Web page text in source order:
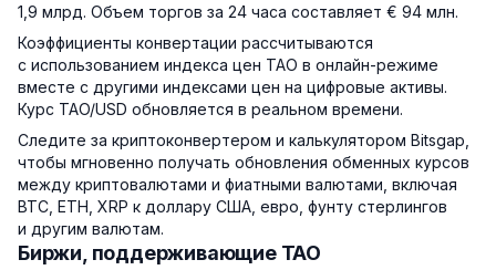
1,9 млрд. Объем торгов за 24 часа составляет € 94 млн.
Коэффициенты конвертации рассчитываются
с использованием индекса цен TAO в онлайн-режиме
вместе с другими индексами цен на цифровые активы.
Курс TAO/USD обновляется в реальном времени.
Следите за криптоконвертером и калькулятором Bitsgap,
чтобы мгновенно получать обновления обменных курсов
между криптовалютами и фиатными валютами, включая
BTC, ETH, XRP к доллару США, евро, фунту стерлингов
и другим валютам.
Биржи, поддерживающие TAO